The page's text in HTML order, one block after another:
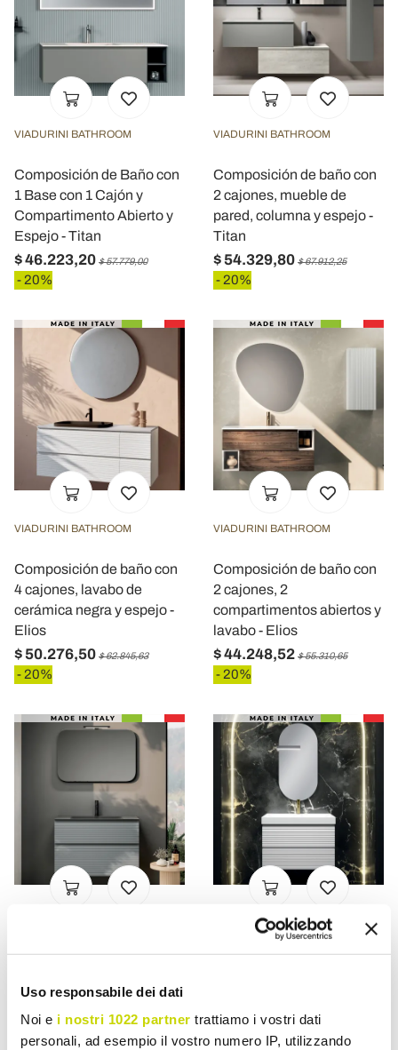
Uso responsabile dei dati
Noi e i nostri 1022 partner trattiamo i vostri dati
personali, ad esempio il vostro numero IP, utilizzando
VIADURINI BATHROOM
Composición de Baño con
1 Base con 1 Cajón y
Compartimento Abierto y
Espejo - Titan
$ 46.223,20 $ 57.779,00
- 20%
VIADURINI BATHROOM
Composición de baño con
2 cajones, mueble de
pared, columna y espejo -
Titan
$ 54.329,80 $ 67.912,25
- 20%
VIADURINI BATHROOM
Composición de baño con
4 cajones, lavabo de
cerámica negra y espejo -
Elios
$ 50.276,50 $ 62.845,63
- 20%
VIADURINI BATHROOM
Composición de baño con
2 cajones, 2
compartimentos abiertos y
lavabo - Elios
$ 44.248,52 $ 55.310,65
- 20%
2 cajones, lavabo de cristal
gris y espejo - Elios
$ 42.403,75 $ 53.004,68
VIADURINI BATHROOM
$ 33.920,40